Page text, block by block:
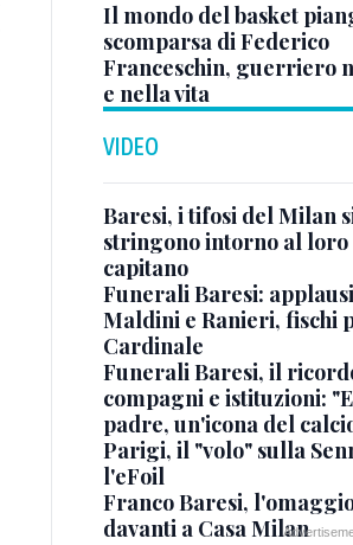
Il mondo del basket
scomparsa di Federico
Franceschin, guerriero
e nella vita
VIDEO
Baresi, i tifosi del Milan
stringono intorno al loro
capitano
Funerali Baresi:
Maldini e Ranieri, fischi
Cardinale
Funerali Baresi, il
compagni e istituzioni:
padre, un'icona del
Parigi, il "volo" sulla
l'eFoil
Franco Baresi,
davanti a Casa Milan